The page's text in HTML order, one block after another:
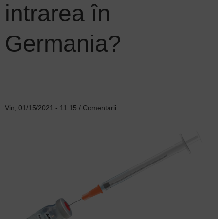
intrarea în
Germania?
Vin, 01/15/2021 - 11:15 / Comentarii